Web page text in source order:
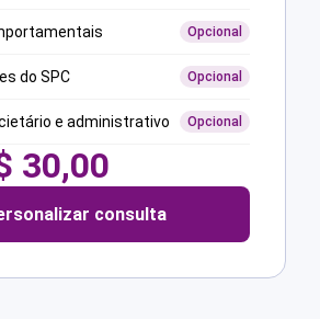
Opcional
do SPC Opcional
e administrativo Opcional
30,00
consulta